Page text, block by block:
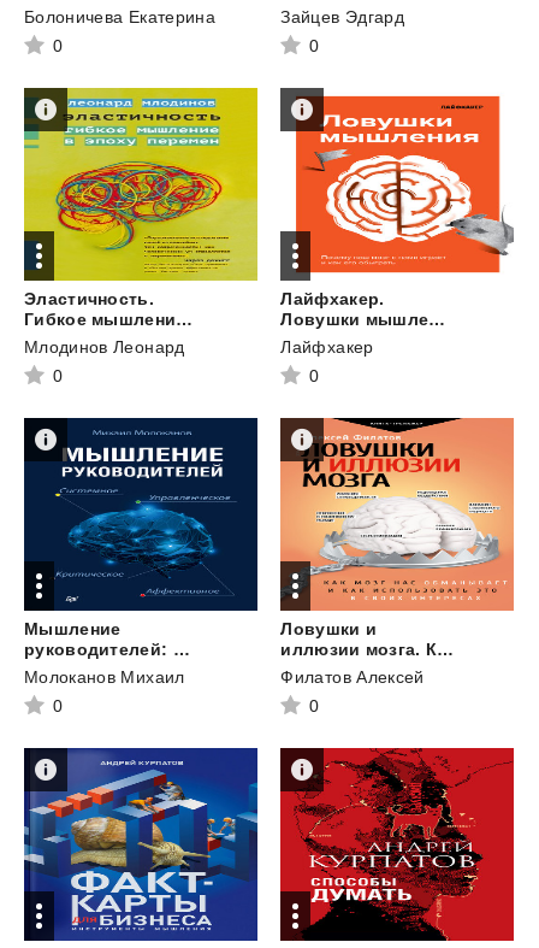
Болоничева Екатерина
0
Зайцев Эдгард
0
Эластичность.
Гибкое мышление в эпоху перемен
Млодинов Леонард
0
Лайфхакер.
Ловушки мышления. Почему наш мозг с нами играет и как его обыграть.
Лайфхакер
0
Мышление
руководителей: системное, управленческое, критическое, аффективное
Молоканов Михаил
0
Ловушки и
иллюзии мозга. Как мозг нас обманывает и как использовать это в своих интересах
Филатов Алексей
0